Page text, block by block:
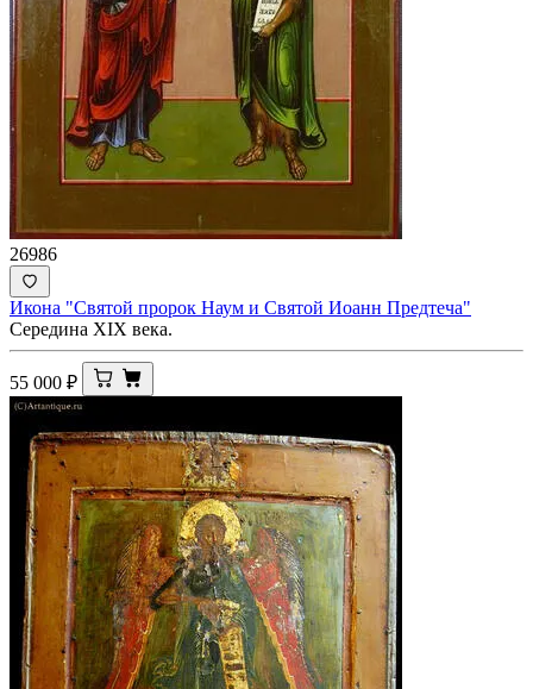
26986
Икона "Святой пророк Наум и Святой Иоанн Предтеча"
Середина ХIХ века.
55 000 ₽